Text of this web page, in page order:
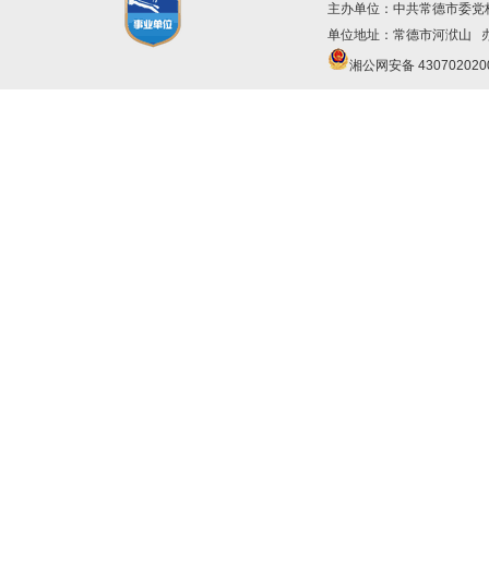
主办单位：中共常德市
单位地址：常德市河洑山
湘公网安备